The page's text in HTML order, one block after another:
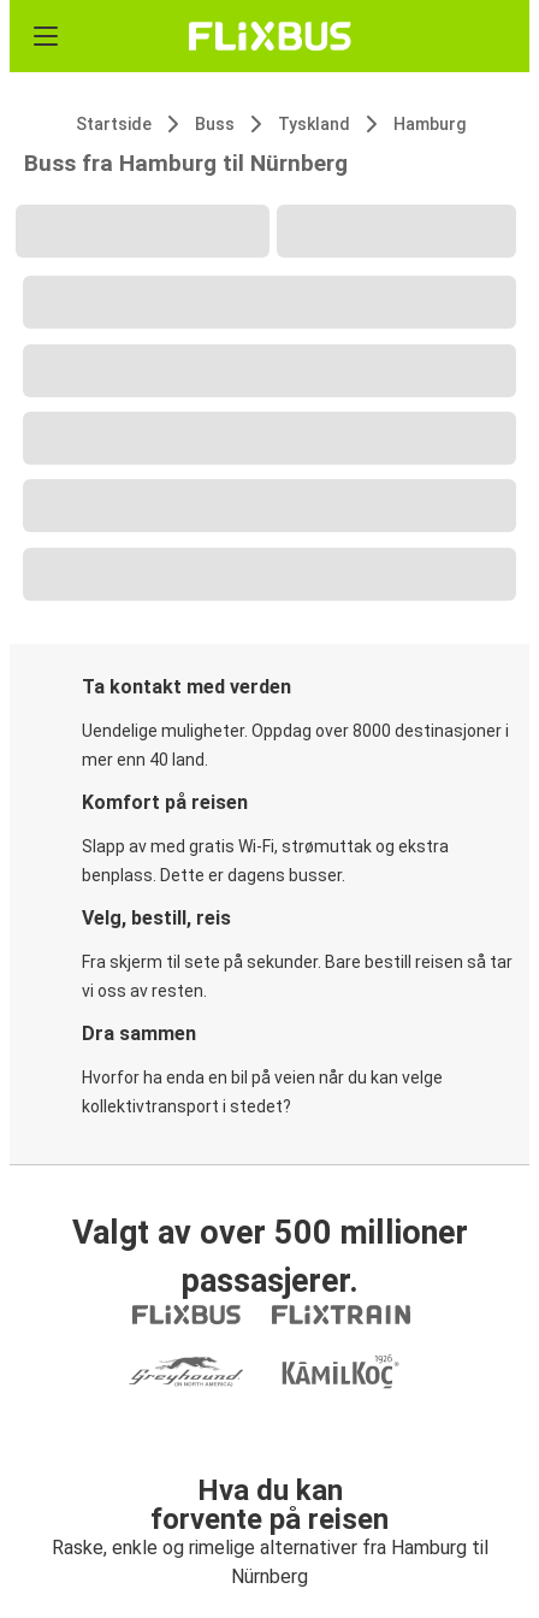
Startside Buss Tyskland Hamburg
Buss fra Hamburg til Nürnberg
Ta kontakt med verden
Uendelige muligheter. Oppdag over 8000 destinasjoner i
mer enn 40 land.
Komfort på reisen
Slapp av med gratis Wi-Fi, strømuttak og ekstra
benplass. Dette er dagens busser.
Velg, bestill, reis
Fra skjerm til sete på sekunder. Bare bestill reisen så tar
vi oss av resten.
Dra sammen
Hvorfor ha enda en bil på veien når du kan velge
kollektivtransport i stedet?
Valgt av over 500 millioner
passasjerer.
Hva du kan
forvente på reisen
Raske, enkle og rimelige alternativer fra Hamburg til
Nürnberg